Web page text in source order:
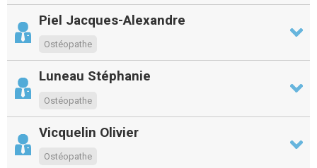
Piel Jacques-Alexandre
Ostéopathe
Luneau Stéphanie
Ostéopathe
Vicquelin Olivier
Ostéopathe